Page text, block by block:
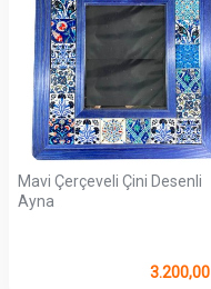
Mavi Çerçeveli Çini Desenli
Ayna
3.200,00